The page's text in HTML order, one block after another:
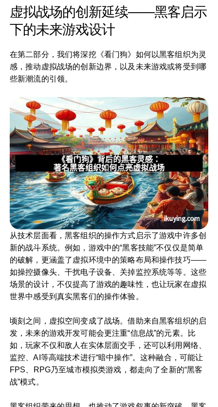
虚拟战场的创新延续——黑客启示
下的未来游戏设计
在第二部分，我们将深挖《看门狗》如何以黑客组织为灵
感，推动虚拟战场的创新边界，以及未来游戏或将受到哪
些新潮流的引领。
从技术层面看，黑客组织的操作方式启示了游戏中许多创
新的战斗系统。例如，游戏中的“黑客技能”不仅仅是简单
的破解，更涵盖了虚拟环境中的策略布局和操作技巧——
如操控摄像头、干扰电子设备、关掉监控系统等等。这些
场景的设计，不仅提高了游戏的趣味性，也让玩家在虚拟
世界中感受到真实黑客们的操作体验。
顷刻之间，虚拟空间变成了战场。借助来自黑客组织的启
发，未来的游戏开发可能会更注重“信息战”的元素。比
如，玩家不仅和敌人在实体层面交手，还可以利用网络、
监控、AI等高端技术进行“暗中操作”。这种融合，可能让
FPS、RPG乃至城市模拟类游戏，都走向了全新的“黑客
战”模式。